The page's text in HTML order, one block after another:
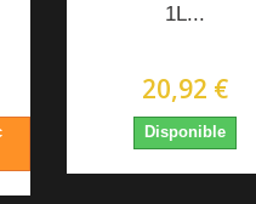
1L...
20,92 €
Disponible